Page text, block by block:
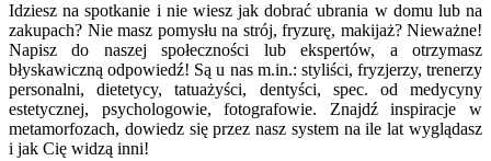
Idziesz na spotkanie i nie wiesz jak dobrać ubrania w domu lub na
zakupach? Nie masz pomysłu na strój, fryzurę, makijaż? Nieważne!
Napisz do naszej społeczności lub ekspertów, a otrzymasz
błyskawiczną odpowiedź! Są u nas m.in.: styliści, fryzjerzy, trenerzy
personalni, dietetycy, tatuażyści, dentyści, spec. od medycyny
estetycznej, psychologowie, fotografowie. Znajdź inspiracje w
metamorfozach, dowiedz się przez nasz system na ile lat wyglądasz
i jak Cię widzą inni!